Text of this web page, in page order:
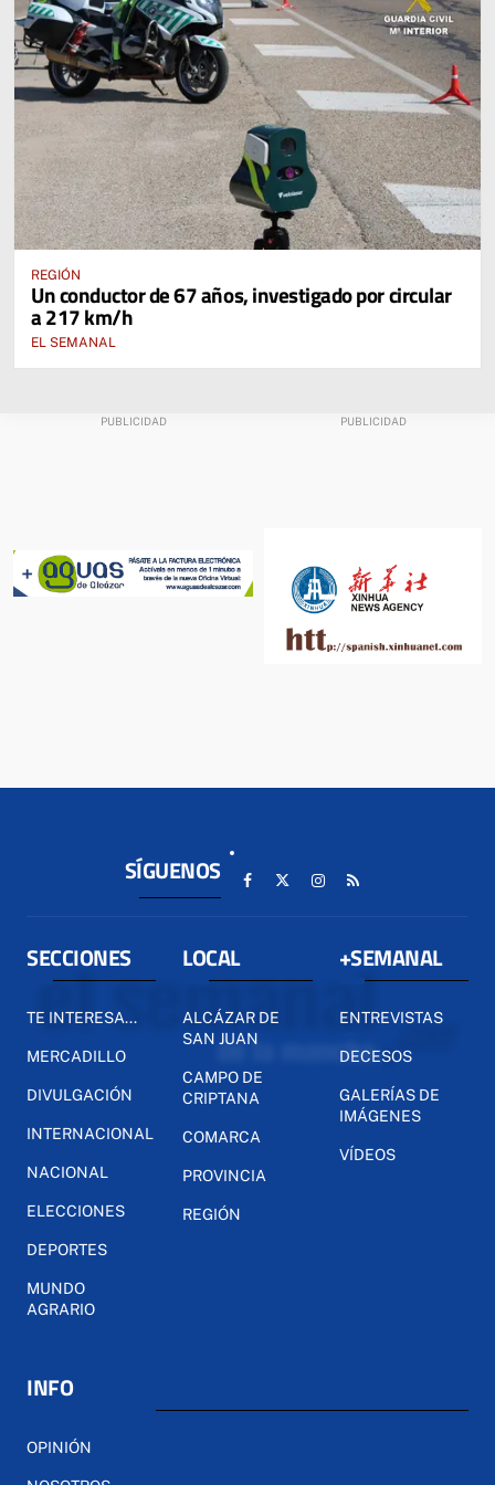
REGIÓN
Un conductor de 67 años, investigado por circular
a 217 km/h
EL SEMANAL
SÍGUENOS
SECCIONES
TE INTERESA...
MERCADILLO
DIVULGACIÓN
INTERNACIONAL
NACIONAL
ELECCIONES
DEPORTES
MUNDO
AGRARIO
LOCAL
ALCÁZAR DE
SAN JUAN
CAMPO DE
CRIPTANA
COMARCA
PROVINCIA
REGIÓN
+SEMANAL
ENTREVISTAS
DECESOS
GALERÍAS DE
IMÁGENES
VÍDEOS
INFO
OPINIÓN